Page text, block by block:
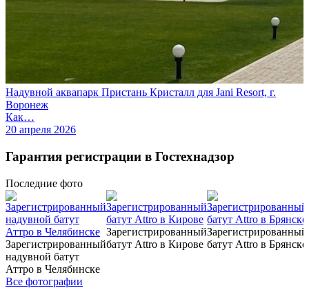
Надувной аквапарк Пристань Кристалл для Jani Resort, г.
Воронеж
Как…
20 апреля 2026
Гарантия регистрации в Гостехнадзор
Последние фото
Зарегистрированный
надувной батут
Аттро в Челябинске
Зарегистрированный
батут Attro в Кирове
Зарегистрированный
батут Attro в Брянске
Все фотографии